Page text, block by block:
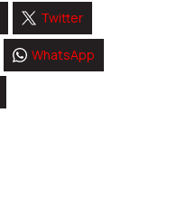
Twitter
WhatsApp